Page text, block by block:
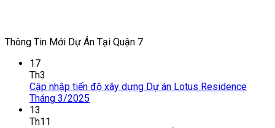
Thông Tin Mới Dự Án Tại Quận 7
17
Th3
Cập nhập tiến độ xây dựng Dự án Lotus Residence
Tháng 3/2025
13
Th11